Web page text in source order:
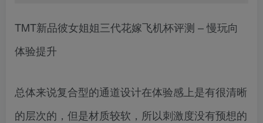
TMT新品彼女姐姐三代花嫁飞机杯评测 – 慢玩向
体验提升
总体来说复合型的通道设计在体验感上是有很清晰
的层次的，但是材质较软，所以刺激度没有预想的